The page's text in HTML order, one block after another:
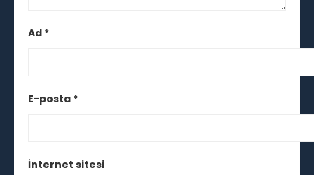
Ad *
E-posta *
İnternet sitesi